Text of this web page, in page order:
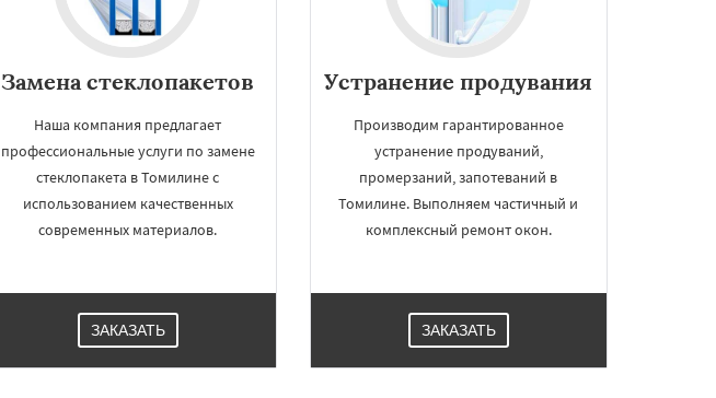
Замена стеклопакетов
Наша компания предлагает
профессиональные услуги по замене
стеклопакета в Томилине с
использованием качественных
современных материалов.
ЗАКАЗАТЬ
Устранение продувания
Производим гарантированное
устранение продуваний,
промерзаний, запотеваний в
Томилине. Выполняем частичный и
комплексный ремонт окон.
ЗАКАЗАТЬ